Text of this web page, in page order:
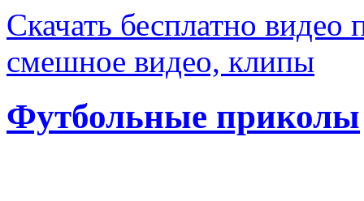
Скачать бесплатно
смешное видео, клипы
Футбольные приколы